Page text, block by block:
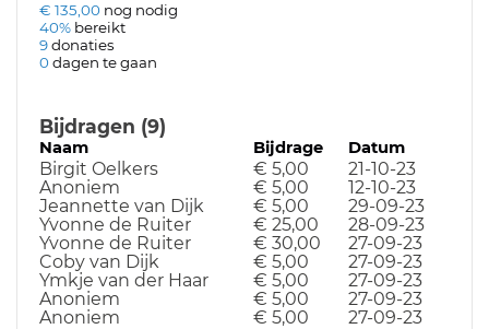
€ 135,00 nog nodig
40% bereikt
9donaties
0dagen te gaan
Bijdragen (9)
Naam Bijdrage Datum
Birgit Oelkers € 5,00
21-10-23
Anoniem
€ 5,00
12-10-23
Jeannette van Dijk
€ 5,00
29-09-23
Yvonne de Ruiter
€ 25,00
28-09-23
Yvonne de Ruiter
€ 30,00
27-09-23
Coby van Dijk
€ 5,00
27-09-23
Ymkje van der Haar
€ 5,00
27-09-23
Anoniem
€ 5,00
27-09-23
Anoniem
€ 5,00 27-09-23